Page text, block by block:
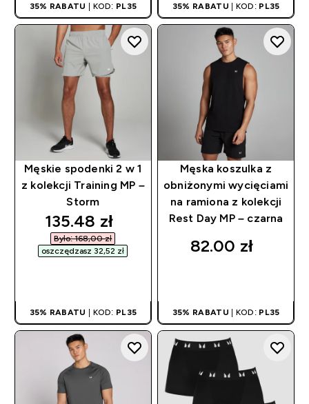
35% RABATU | KOD: PL35 35% RABATU | KOD: PL35
Męskie spodenki 2 w 1
z kolekcji Training MP –
Storm
discounted price
135.48 zł‎
Było: 168,00 zł‎
oszczędzasz 32,52 zł‎
35% RABATU | KOD: PL35
Męska koszulka z
obniżonymi wycięciami
na ramiona z kolekcji
Rest Day MP – czarna
82.00 zł‎
35% RABATU | KOD: PL35